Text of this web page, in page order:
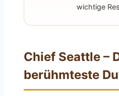
wichtige
Chief Seattle –
berühmteste